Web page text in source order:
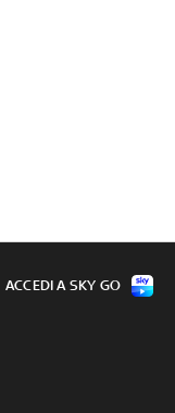
ACCEDI A SKY GO